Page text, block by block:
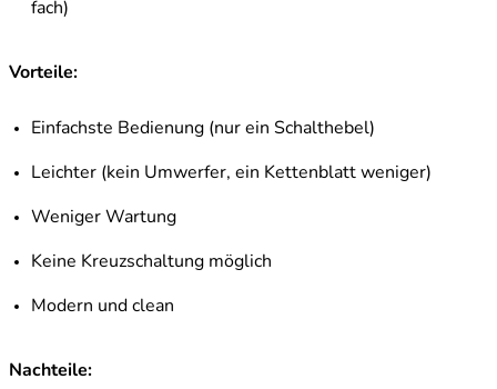
fach)
Vorteile:
Einfachste Bedienung (nur ein Schalthebel)
Leichter (kein Umwerfer, ein Kettenblatt weniger)
Weniger Wartung
Keine Kreuzschaltung möglich
Modern und clean
Nachteile: